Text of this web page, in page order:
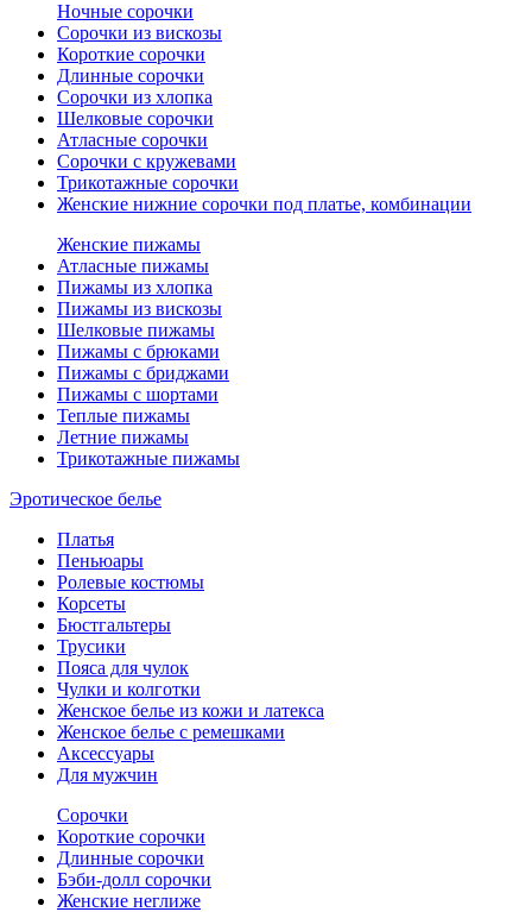
Ночные сорочки
Сорочки из вискозы
Короткие сорочки
Длинные сорочки
Сорочки из хлопка
Шелковые сорочки
Атласные сорочки
Сорочки с кружевами
Трикотажные сорочки
Женские нижние сорочки под платье, комбинации
Женские пижамы
Атласные пижамы
Пижамы из хлопка
Пижамы из вискозы
Шелковые пижамы
Пижамы с брюками
Пижамы с бриджами
Пижамы с шортами
Теплые пижамы
Летние пижамы
Трикотажные пижамы
Эротическое белье
Платья
Пеньюары
Ролевые костюмы
Корсеты
Бюстгальтеры
Трусики
Пояса для чулок
Чулки и колготки
Женское белье из кожи и латекса
Женское белье с ремешками
Аксессуары
Для мужчин
Сорочки
Короткие сорочки
Длинные сорочки
Бэби-долл сорочки
Женские неглиже